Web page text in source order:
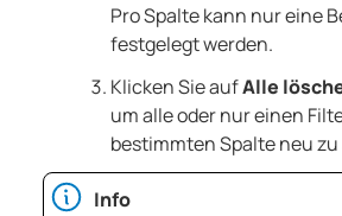
Pro Spalte kann nur eine
festgelegt werden.
Klicken Sie aufAlle
um alle oder nur einen
bestimmten Spalte neu zu
Info